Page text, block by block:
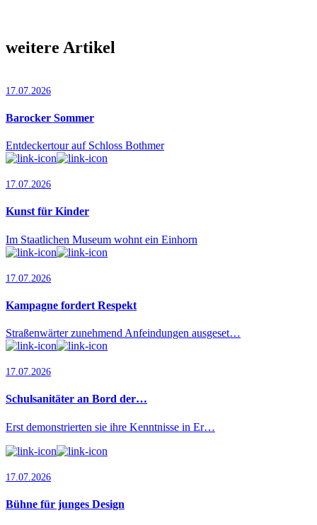
weitere Artikel
17.07.2026
Barocker Sommer
Entdeckertour auf Schloss Bothmer
17.07.2026
Kunst für Kinder
Im Staatlichen Museum wohnt ein Einhorn
17.07.2026
Kampagne fordert Respekt
Straßenwärter zunehmend Anfeindungen ausgeset…
17.07.2026
Schulsanitäter an Bord der…
Erst demonstrierten sie ihre Kenntnisse in Er…
17.07.2026
Bühne für junges Design